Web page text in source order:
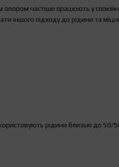
частіше працюють у
іншого підходу до рідини та
рідини близькі до 50/